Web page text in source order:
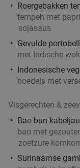
Roergebakken
tempeh met
sojasaus
Gevulde
met Indische
Indonesische
noedels met
Visgerechten &
Bao bun
bao met
zoetzure
Surinaamse